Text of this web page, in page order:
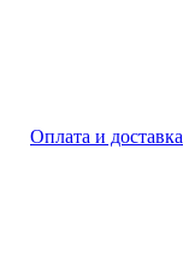
Оплата и доставка